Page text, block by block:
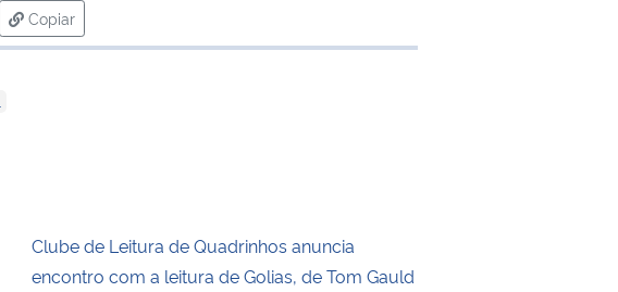
Copiar
para área de transferência
Clube de Leitura de Quadrinhos anuncia
encontro com a leitura de Golias, de Tom Gauld